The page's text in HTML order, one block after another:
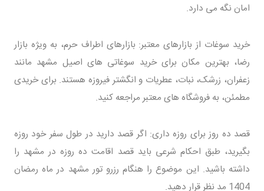
امان نگه می دارد.
خرید سوغات از بازارهای معتبر: بازارهای اطراف حرم، به ویژه بازار
رضا، بهترین مکان برای خرید سوغاتی های اصیل مشهد مانند
زعفران، زرشک، نبات، عطریات و انگشتر فیروزه هستند. برای خریدی
مطمئن، به فروشگاه های معتبر مراجعه کنید.
قصد ده روز برای روزه داری: اگر قصد دارید در طول سفر خود روزه
بگیرید، طبق احکام شرعی باید قصد اقامت ده روزه در مشهد را
داشته باشید. این موضوع را هنگام رزرو تور مشهد در ماه رمضان
1404 مد نظر قرار دهید.